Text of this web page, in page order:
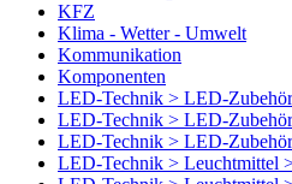
KFZ
Klima - Wetter - Umwelt
Kommunikation
Komponenten
LED-Technik > LED-
LED-Technik > LED-
LED-Technik > LED-Zubehör
LED-Technik > Leuchtmittel